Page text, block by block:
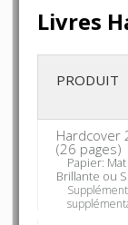
Livres
PRODUIT
Hardcover
(26 pages)
Papier:
Brillante ou